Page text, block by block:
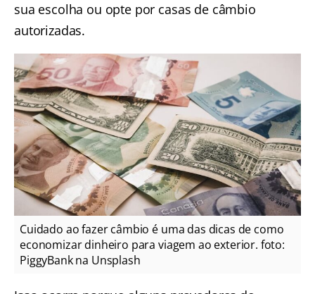
sua escolha ou opte por casas de câmbio
autorizadas.
Cuidado ao fazer câmbio é uma das dicas de como
economizar dinheiro para viagem ao exterior. foto:
PiggyBank na Unsplash